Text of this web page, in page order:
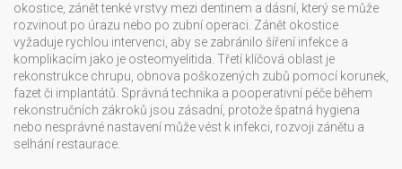
okostice zánět tenké vrstvy mezi dentinem a dásní, který se může
rozvinout po úrazu nebo po zubní operaci . Zánět okostice
vyžaduje rychlou intervenci, aby se zabránilo šíření infekce a
komplikacím jako je osteomyelitida. Třetí klíčová oblast je
rekonstrukce chrupu obnova poškozených zubů pomocí korunek,
fazet či implantátů . Správná technika a pooperativní péče během
rekonstručních zákroků jsou zásadní, protože špatná hygiena
nebo nesprávné nastavení může vést k infekci, rozvoji zánětu a
selhání restaurace.